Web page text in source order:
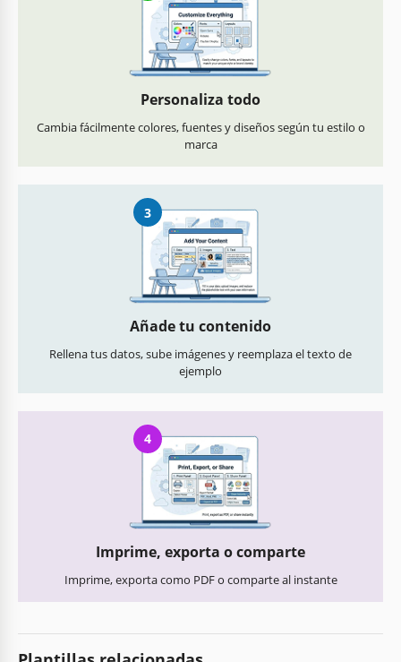
Personaliza todo
Cambia fácilmente colores, fuentes y diseños según tu estilo o
marca
3
Añade tu contenido
Rellena tus datos, sube imágenes y reemplaza el texto de
ejemplo
4
Imprime, exporta o comparte
Imprime, exporta como PDF o comparte al instante